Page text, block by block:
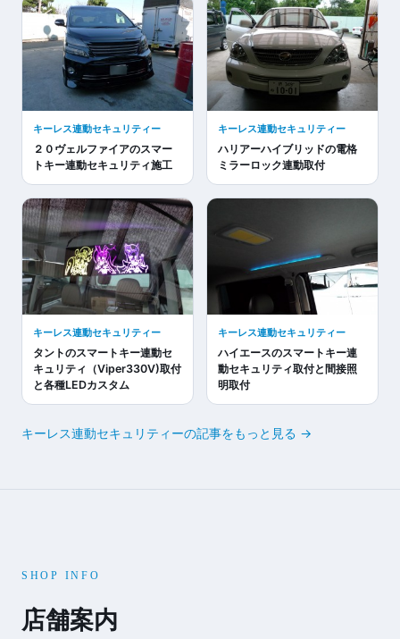
キーレス連動セキュリティー
２０ヴェルファイアのスマー
トキー連動セキュリティ施工
キーレス連動セキュリティー
ハリアーハイブリッドの電格
ミラーロック連動取付
キーレス連動セキュリティー
タントのスマートキー連動セ
キュリティ（Viper330V)取付
と各種LEDカスタム
キーレス連動セキュリティー
ハイエースのスマートキー連
動セキュリティ取付と間接照
明取付
キーレス連動セキュリティーの記事をもっと見る →
SHOP INFO
店舗案内